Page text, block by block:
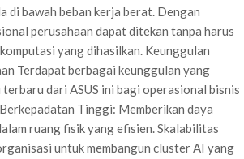
di bawah beban kerja berat. Dengan
perusahaan dapat ditekan tanpa harus
yang dihasilkan. Keunggulan
Terdapat berbagai keunggulan yang
dari ASUS ini bagi operasional bisnis
Tinggi: Memberikan daya
ruang fisik yang efisien. Skalabilitas
untuk membangun cluster AI yang